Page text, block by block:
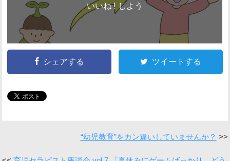
いいね ! しよう
シェアする ツイートする
“幼児教育”をカン違いしていませんか？